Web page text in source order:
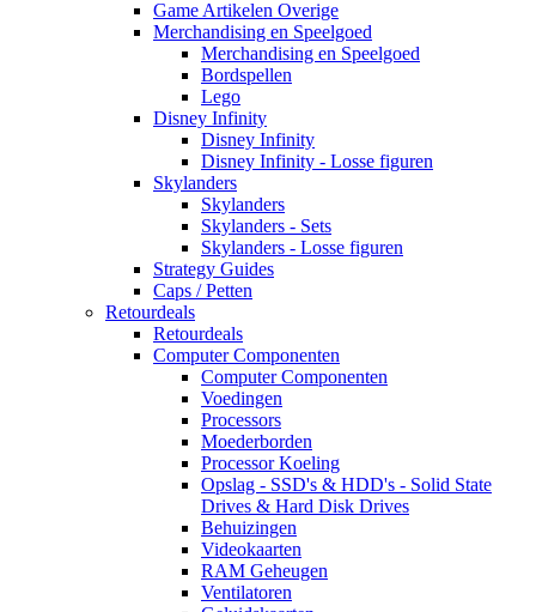
Game Artikelen Overige
Merchandising en Speelgoed
Merchandising en Speelgoed
Bordspellen
Lego
Disney Infinity
Disney Infinity
Disney Infinity - Losse figuren
Skylanders
Skylanders
Skylanders - Sets
Skylanders - Losse figuren
Strategy Guides
Caps / Petten
Retourdeals
Retourdeals
Computer Componenten
Computer Componenten
Voedingen
Processors
Moederborden
Processor Koeling
Opslag - SSD's & HDD's - Solid State
Drives & Hard Disk Drives
Behuizingen
Videokaarten
RAM Geheugen
Ventilatoren